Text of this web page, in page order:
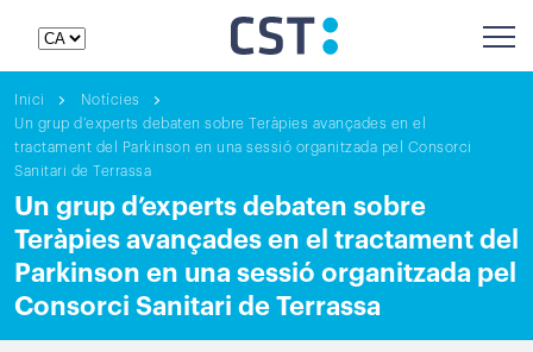
Inici
Notícies
Un grup d’experts debaten sobre Teràpies avançades en el
tractament del Parkinson en una sessió organitzada pel Consorci
Sanitari de Terrassa
Un grup d’experts debaten sobre
Teràpies avançades en el tractament del
Parkinson en una sessió organitzada pel
Consorci Sanitari de Terrassa